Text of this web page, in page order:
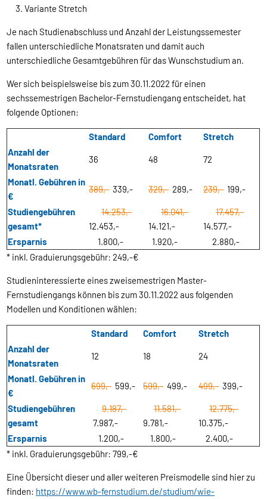
Variante Stretch
Je nach Studienabschluss und Anzahl der Leistungssemester
fallen unterschiedliche Monatsraten und damit auch
unterschiedliche Gesamtgebühren für das Wunschstudium an.
Wer sich beispielsweise bis zum 30.11.2022 für einen
sechssemestrigen Bachelor-Fernstudiengang entscheidet, hat
folgende Optionen:
Standard Comfort
Stretch
Anzahl der
Monatsraten
36 48 72
Monatl. Gebühren in
€
389,-339,- 329,-289,- 239,-199,-
Studiengebühren
gesamt*
14.253,-
12.453,-
16.041,-
14.121,-
17.457,-
14.577,-
Ersparnis
1.800,- 1.920,-
2.880,-
* inkl. Graduierungsgebühr: 249,-€
Studieninteressierte eines zweisemestrigen Master-
Fernstudiengangs können bis zum 30.11.2022 aus folgenden
Modellen und Konditionen wählen:
Standard Comfort
Stretch
Anzahl der
Monatsraten
12 18 24
Monatl. Gebühren in
€
699,-599,- 599,- 499,- 499,-399,-
Studiengebühren
gesamt
9.187,-
7.987,-
11.581,-
9.781,-
12.775,-
10.375,-
Ersparnis
1.200,- 1.800,-
2.400,-
* inkl. Graduierungsgebühr: 799,-€
Eine Übersicht dieser und aller weiteren Preismodelle sind hier zu
finden: https://www.wb-fernstudium.de/studium/wie-